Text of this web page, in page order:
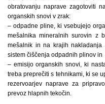
obratovanju naprave zagotoviti
organskih snovi v zrak:
– odpadne pline, ki vsebujejo
mešalnika mineralnih surovin z
mešalnik in na krajih
sistem čiščenja odpadnih plinov in
– emisijo organskih snovi, ki
treba preprečiti s tehnikami, ki se
rezervoarjev naprave za
prevoz hlapnih tekočin.